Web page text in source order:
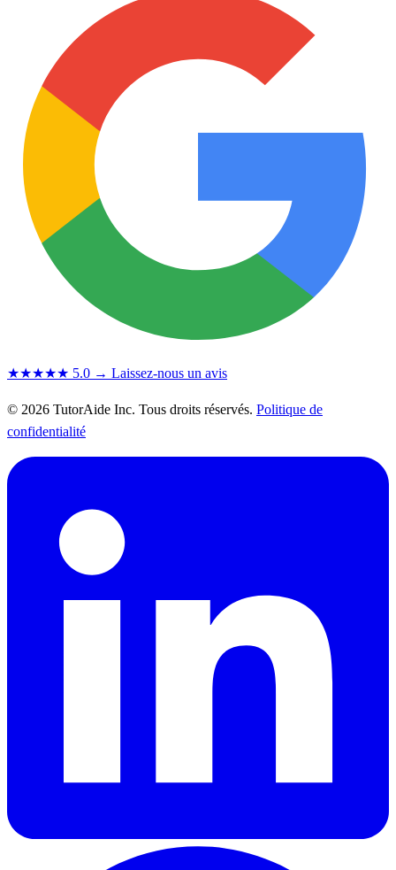
★★★★★ 5.0 → Laissez-nous un avis
© 2026 TutorAide Inc. Tous droits réservés. Politique de
confidentialité